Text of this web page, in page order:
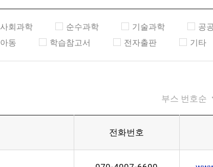
사회과학 순수과학 기술과학
공
아동 학습참고서 전자출판 기타
부스 번호순
전화번호